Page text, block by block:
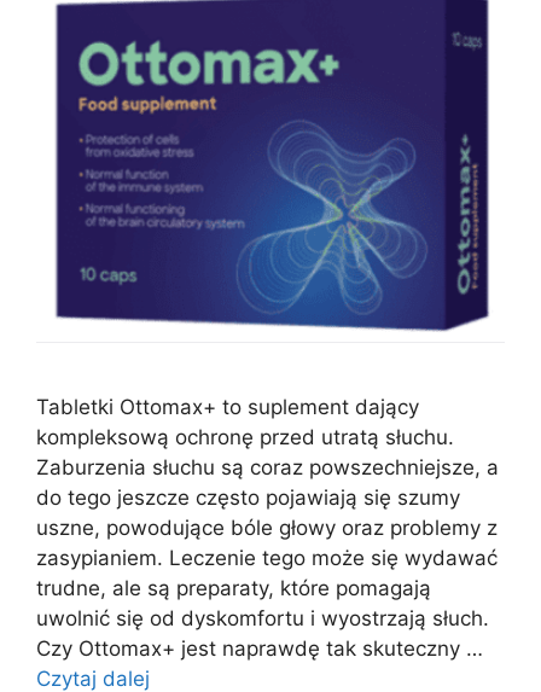
Tabletki Ottomax+ to suplement dający
kompleksową ochronę przed utratą słuchu.
Zaburzenia słuchu są coraz powszechniejsze, a
do tego jeszcze często pojawiają się szumy
uszne, powodujące bóle głowy oraz problemy z
zasypianiem. Leczenie tego może się wydawać
trudne, ale są preparaty, które pomagają
uwolnić się od dyskomfortu i wyostrzają słuch.
Czy Ottomax+ jest naprawdę tak skuteczny …
Czytaj dalej